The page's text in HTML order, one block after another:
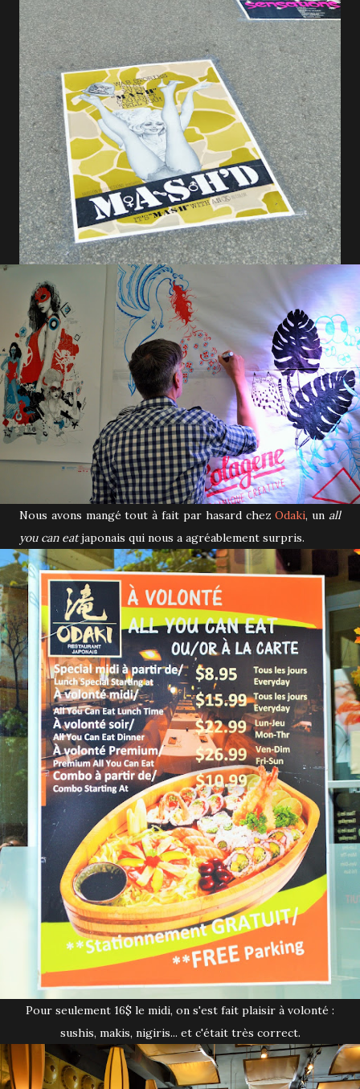
Nous avons mangé tout à fait par hasard chezOdaki, unall
you can eatjaponais qui nous a agréablement surpris.
Pour seulement 16$ le midi, on s'est fait plaisir à volonté :
sushis, makis, nigiris... et c'était très correct.